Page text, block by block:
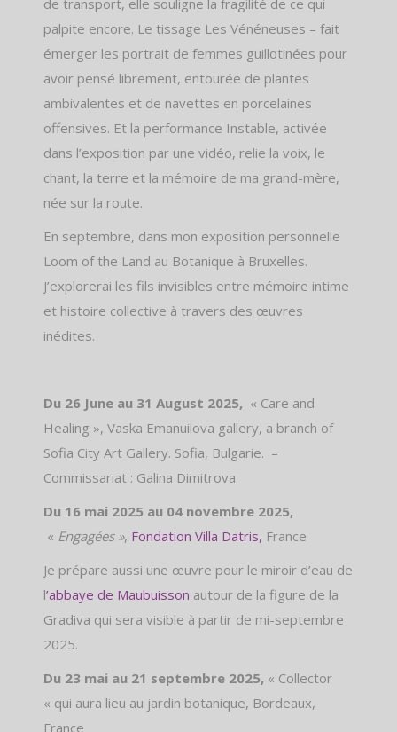
de transport, elle souligne la fragilité de ce qui
palpite encore. Le tissage Les Vénéneuses – fait
émerger les portrait de femmes guillotinées pour
avoir pensé librement, entourée de plantes
ambivalentes et de navettes en porcelaines
offensives. Et la performance Instable, activée
dans l’exposition par une vidéo, relie la voix, le
chant, la terre et la mémoire de ma grand-mère,
née sur la route.
En septembre, dans mon exposition personnelle
Loom of the Land au Botanique à Bruxelles.
J’explorerai les fils invisibles entre mémoire intime
et histoire collective à travers des œuvres
inédites.
Du 26 June au 31 August 2025, « Care and
Healing », Vaska Emanuilova gallery, a branch of
Sofia City Art Gallery. Sofia, Bulgarie. –
Commissariat : Galina Dimitrova
Du 16 mai 2025 au 04 novembre 2025,
« Engagées », Fondation Villa Datris, France
Je prépare aussi une œuvre pour le miroir d’eau de
l’abbaye de Maubuisson autour de la figure de la
Gradiva qui sera visible à partir de mi-septembre
2025.
Du 23 mai au 21 septembre 2025, « Collector
« qui aura lieu au jardin botanique, Bordeaux,
France